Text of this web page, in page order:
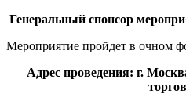
Генеральный спонсор
Мероприятие пройдет в очном
Адрес проведения: г.